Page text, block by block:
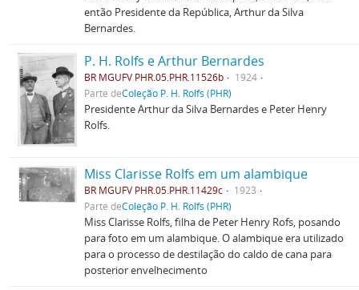
então Presidente da República, Arthur da Silva
Bernardes.
P. H. Rolfs e Arthur Bernardes
BR MGUFV PHR.05.PHR.11526b
1924
Parte deColeção P. H. Rolfs (PHR)
Presidente Arthur da Silva Bernardes e Peter Henry
Rolfs.
Miss Clarisse Rolfs em um alambique
BR MGUFV PHR.05.PHR.11429c
1923
Parte deColeção P. H. Rolfs (PHR)
Miss Clarisse Rolfs, filha de Peter Henry Rofs, posando
para foto em um alambique. O alambique era utilizado
para o processo de destilação do caldo de cana para
posterior envelhecimento